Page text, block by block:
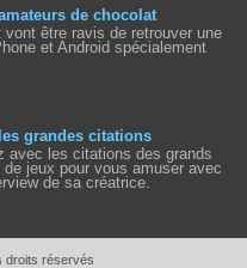
de chocolat
être ravis de retrouver une
et Android spécialement
grandes citations
avec les citations des grands
jeux pour vous amuser avec
de sa créatrice.
droits réservés